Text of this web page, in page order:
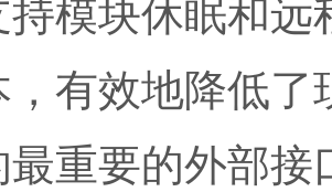
持模块休眠和
，有效地降低
最重要的外部